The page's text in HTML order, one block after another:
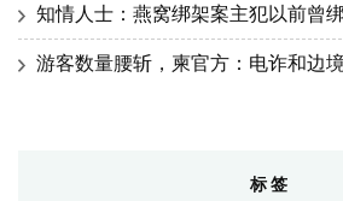
知情人士：燕窝绑架案主犯以前曾
游客数量腰斩，柬官方：电诈和边
标签